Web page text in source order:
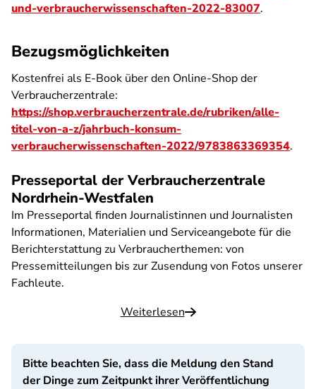
und-verbraucherwissenschaften-2022-83007.
Bezugsmöglichkeiten
Kostenfrei als E-Book über den Online-Shop der
Verbraucherzentrale:
https://shop.verbraucherzentrale.de/rubriken/alle-
titel-von-a-z/jahrbuch-konsum-
verbraucherwissenschaften-2022/9783863369354.
Presseportal der Verbraucherzentrale
Nordrhein-Westfalen
Im Presseportal finden Journalistinnen und Journalisten
Informationen, Materialien und Serviceangebote für die
Berichterstattung zu Verbraucherthemen: von
Pressemitteilungen bis zur Zusendung von Fotos unserer
Fachleute.
Weiterlesen
Bitte beachten Sie, dass die Meldung den Stand
der Dinge zum Zeitpunkt ihrer Veröffentlichung